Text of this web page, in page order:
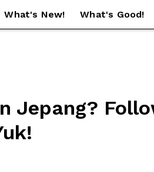
What's New! What's Good!
Jepang?